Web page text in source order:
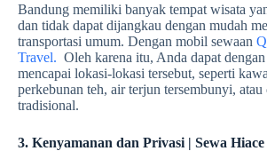
Bandung memiliki banyak tempat wisata
dan tidak dapat dijangkau dengan mudah
transportasi umum. Dengan mobil sewaan
Travel. Oleh karena itu, Anda dapat
mencapai lokasi-lokasi tersebut, seperti
perkebunan teh, air terjun tersembunyi, atau
tradisional.
3. Kenyamanan dan Privasi | Sewa